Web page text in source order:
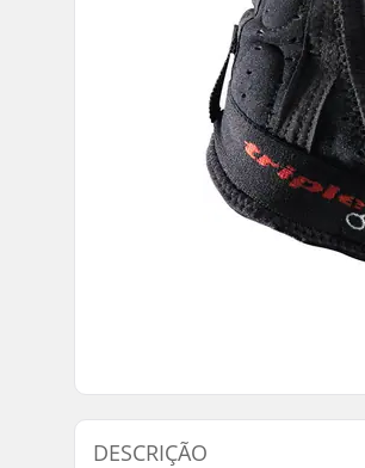
DESCRIÇÃO